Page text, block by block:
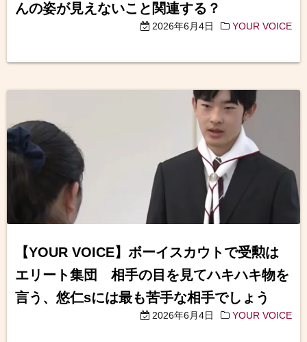
んの姿が見えないこと関連する？
2026年6月4日 YOUR VOICE
【YOUR VOICE】ボーイスカウトで受勲は
エリート集団 相手の目を見てハキハキ物を
言う、悠仁sには最も苦手な相手でしょう
2026年6月4日 YOUR VOICE